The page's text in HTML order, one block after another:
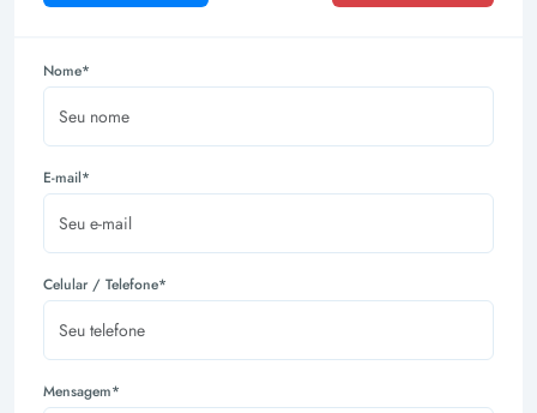
Nome*
E-mail*
Celular / Telefone*
Mensagem*